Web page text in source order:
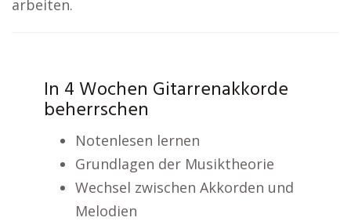
arbeiten.
In 4 Wochen Gitarrenakkorde
beherrschen
Notenlesen lernen
Grundlagen der Musiktheorie
Wechsel zwischen Akkorden und
Melodien